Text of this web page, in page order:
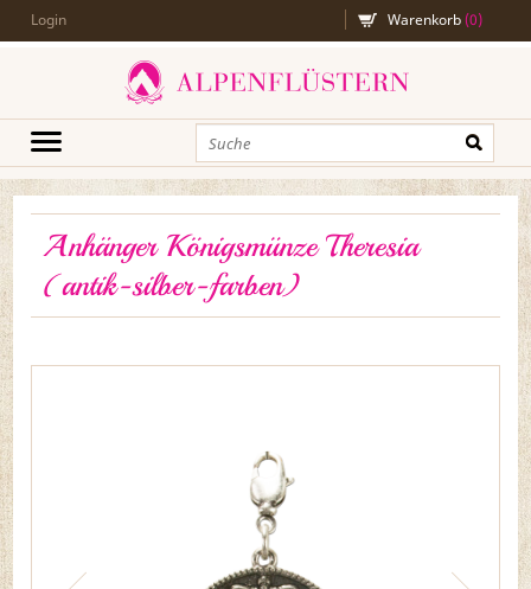
Login Warenkorb(0)
Anhänger Königsmünze Theresia
(antik-silber-farben)